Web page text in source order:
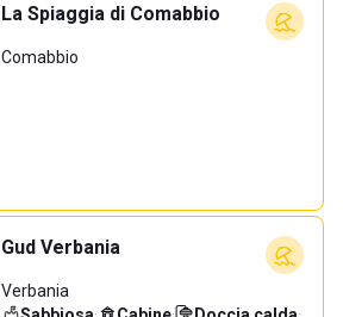
La Spiaggia di Comabbio
Comabbio
Gud Verbania
Verbania